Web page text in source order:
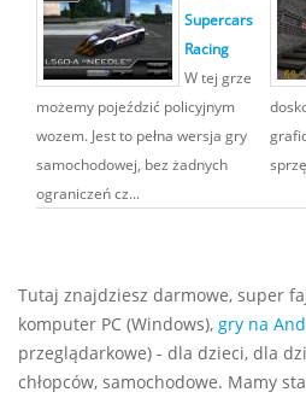
Supercars
Racing
W tej grze
możemy pojeździć policyjnym
wozem. Jest to pełna wersja gry
samochodowej, bez żadnych
ograniczeń cz...
Tutaj znajdziesz darmowe, super
komputer PC (Windows), gry na
przeglądarkowe) - dla dzieci, dla
chłopców, samochodowe. Mamy